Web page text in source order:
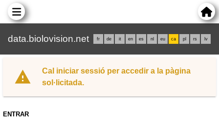
data.biolovision.net fr de it en es nl eu ca pl rs lv
Cal iniciar sessió per accedir a la pàgina
sol·licitada.
ENTRAR